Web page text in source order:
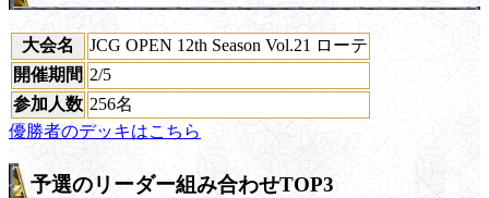
大会名
JCG OPEN 12th Season Vol.21 ローテ
開催期間 2/5
参加人数 256名
優勝者のデッキはこちら
予選のリーダー組み合わせTOP3